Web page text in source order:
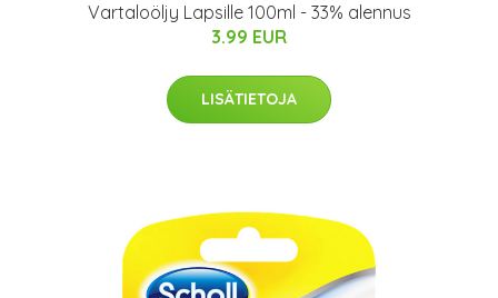
Vartaloöljy Lapsille 100ml - 33% alennus
3.99 EUR
LISÄTIETOJA